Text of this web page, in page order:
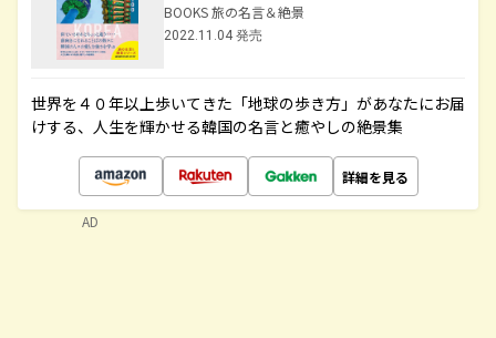
BOOKS 旅の名言＆絶景
2022.11.04 発売
世界を４０年以上歩いてきた「地球の歩き方」があなたにお届
けする、人生を輝かせる韓国の名言と癒やしの絶景集
詳細を見る
AD